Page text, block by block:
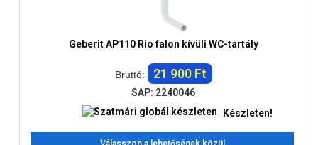
Geberit AP110 Rio falon kívüli WC-tartály
Bruttó: 21 900 Ft
SAP: 2240046
Készleten!